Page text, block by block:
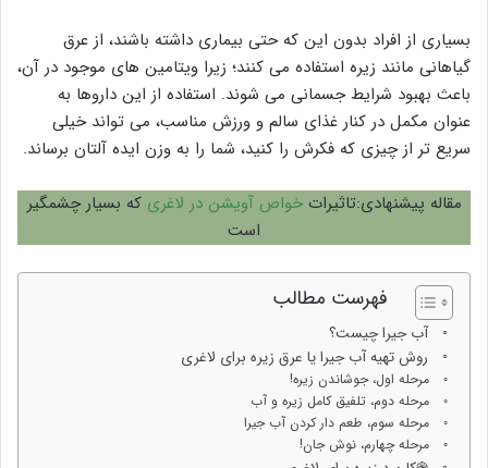
بسیاری از افراد بدون این که حتی بیماری داشته باشند، از عرق
گیاهانی مانند زیره استفاده می کنند؛ زیرا ویتامین های موجود در آن،
باعث بهبود شرایط جسمانی می شوند. استفاده از این داروها به
عنوان مکمل در کنار غذای سالم و ورزش مناسب، می تواند خیلی
سریع تر از چیزی که فکرش را کنید، شما را به وزن ایده آلتان برساند.
مقاله پیشنهادی:تاثیراتخواص آویشن در لاغری که بسیار چشمگیر
است
فهرست مطالب
آب جیرا چیست؟
روش تهیه آب جیرا یا عرق زیره برای لاغری
مرحله اول، جوشاندن زیره!
مرحله دوم، تلفیق کامل زیره و آب
مرحله سوم، طعم دار کردن آب جیرا
مرحله چهارم، نوش جان!